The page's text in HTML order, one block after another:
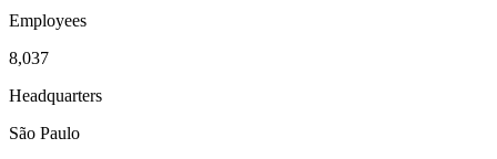
Employees
8,037
Headquarters
São Paulo